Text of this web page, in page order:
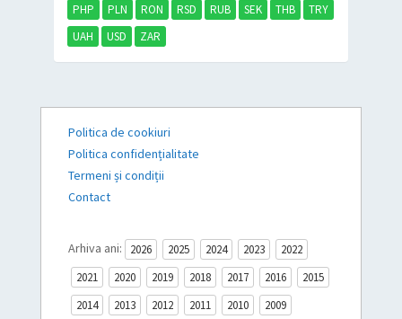
PHP
PLN RON RSD RUB SEK THB
TRY
UAH
USD ZAR
Politica de cookiuri
Politica confidențialitate
Termeni și condiții
Contact
Arhiva ani: 2026 2025 2024 2023
2022
2021
2020 2019 2018 2017 2016
2015
2014
2013 2012 2011 2010 2009